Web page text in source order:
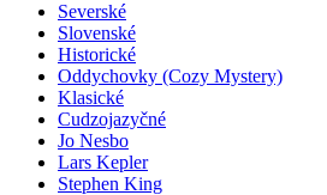
Severské
Slovenské
Historické
Oddychovky (Cozy Mystery)
Klasické
Cudzojazyčné
Jo Nesbo
Lars Kepler
Stephen King